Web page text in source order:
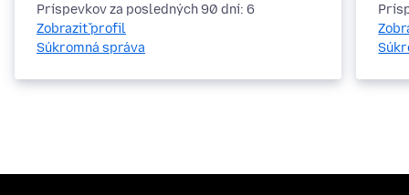
Príspevkov za posledných 90 dní: 6
Zobraziť profil
Súkromná správa